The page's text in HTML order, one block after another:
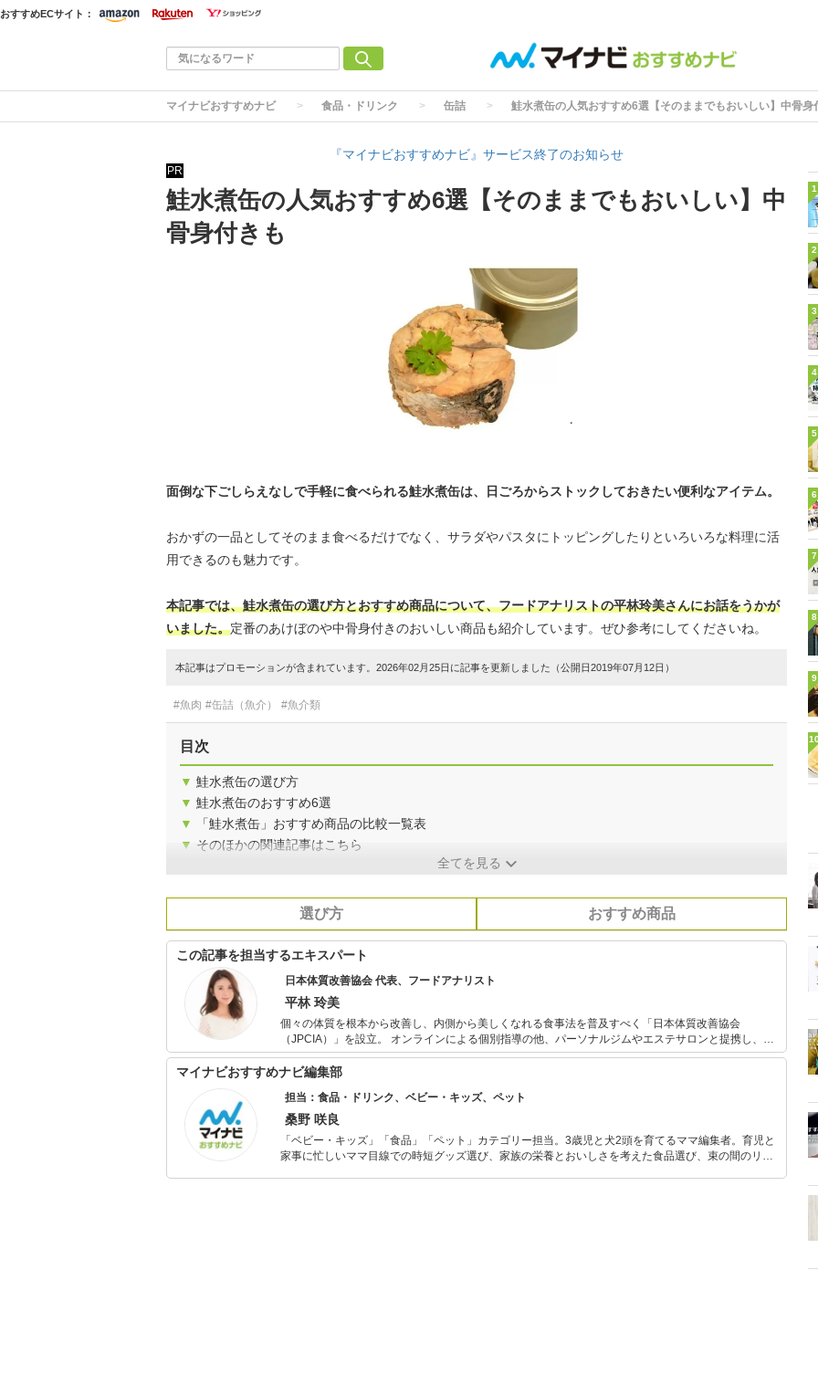
おすすめECサイト：
マイナビおすすめナビ 食品・ドリンク 缶詰 鮭水煮缶の人気おすすめ6選【そのままでもおいしい】中骨身
『マイナビおすすめナビ』サービス終了のお知らせ
PR
鮭水煮缶の人気おすすめ6選【そのままでもおいしい】中
骨身付きも
面倒な下ごしらえなしで手軽に食べられる鮭水煮缶は、日ごろからストックしておきたい便利なアイテム。
おかずの一品としてそのまま食べるだけでなく、サラダやパスタにトッピングしたりといろいろな料理に活
用できるのも魅力です。
本記事では、鮭水煮缶の選び方とおすすめ商品について、フードアナリストの平林玲美さんにお話をうかが
いました。定番のあけぼのや中骨身付きのおいしい商品も紹介しています。ぜひ参考にしてくださいね。
本記事はプロモーションが含まれています。2026年02月25日に記事を更新しました（公開日2019年07月12日）
#魚肉 #缶詰（魚介） #魚介類
目次
▼ 鮭水煮缶の選び方
▼ 鮭水煮缶のおすすめ6選
▼
「鮭水煮缶」おすすめ商品の比較一覧表
▼ そのほかの関連記事はこちら
全てを見る
選び方 おすすめ商品
この記事を担当するエキスパート
日本体質改善協会 代表、フードアナリスト
平林 玲美
個々の体質を根本から改善し、内側から美しくなれる食事法を普及すべく「日本体質改善協会
（JPCIA）」を設立。 オンラインによる個別指導の他、パーソナルジムやエステサロンと提携し、体
質改善を目的とする食事指導を行う。 また、各種メディアにて食にまつわる美容・健康情報や今日か
ら取り入れられる簡単ダイエット・体質改善メソッドを発信している。 フードアナリスト協会主催・
マイナビおすすめナビ編集部
担当：食品・ドリンク、ベビー・キッズ、ペット
桑野 咲良
「ベビー・キッズ」「食品」「ペット」カテゴリー担当。3歳児と犬2頭を育てるママ編集者。育児と
家事に忙しいママ目線での時短グッズ選び、家族の栄養とおいしさを考えた食品選び、束の間のリラ
1
2
3
4
5
6
7
8
9